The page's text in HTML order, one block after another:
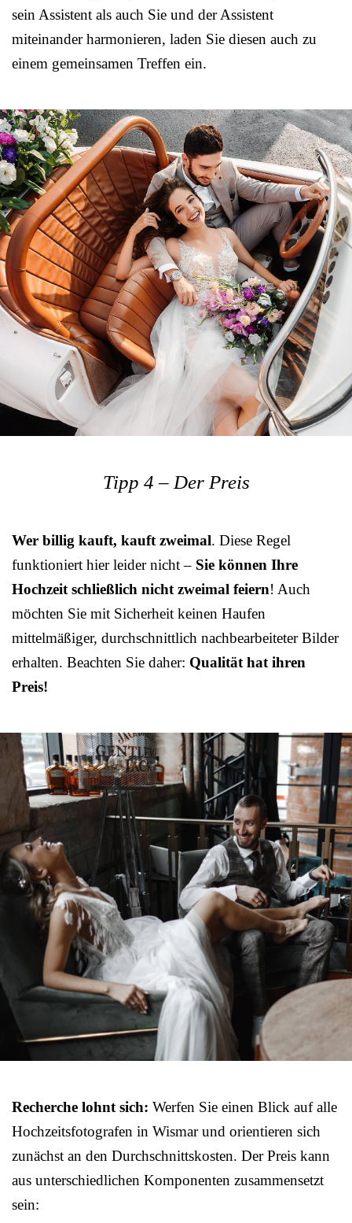
sein Assistent als auch Sie und der Assistent
miteinander harmonieren, laden Sie diesen auch zu
einem gemeinsamen Treffen ein.
Tipp 4 – Der Preis
Wer billig kauft, kauft zweimal. Diese Regel
funktioniert hier leider nicht – Sie können Ihre
Hochzeit schließlich nicht zweimal feiern! Auch
möchten Sie mit Sicherheit keinen Haufen
mittelmäßiger, durchschnittlich nachbearbeiteter Bilder
erhalten. Beachten Sie daher: Qualität hat ihren
Preis!
Recherche lohnt sich: Werfen Sie einen Blick auf alle
Hochzeitsfotografen in Wismar und orientieren sich
zunächst an den Durchschnittskosten. Der Preis kann
aus unterschiedlichen Komponenten zusammensetzt
sein: